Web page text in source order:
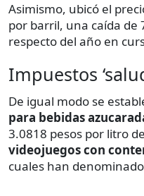
Asimismo, ubicó el
por barril, una caída de
respecto del año en
Impuestos
De igual modo se
para bebidas
3.0818 pesos por litro
videojuegos con
cuales han